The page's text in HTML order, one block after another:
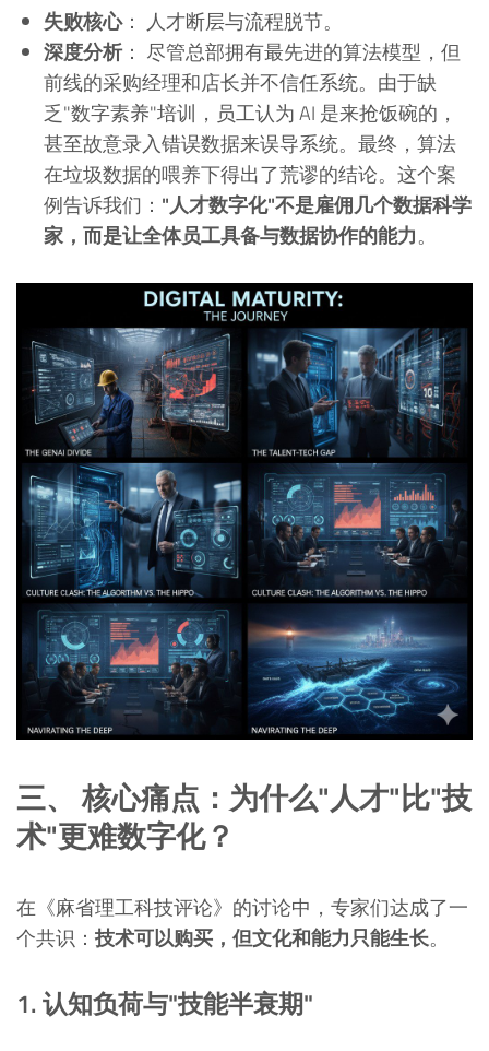
失败核心： 人才断层与流程脱节。
深度分析： 尽管总部拥有最先进的算法模型，但
前线的采购经理和店长并不信任系统。由于缺
乏"数字素养"培训，员工认为 AI 是来抢饭碗的，
甚至故意录入错误数据来误导系统。最终，算法
在垃圾数据的喂养下得出了荒谬的结论。这个案
例告诉我们： "人才数字化"不是雇佣几个数据科学
家，而是让全体员工具备与数据协作的能力。
三、 核心痛点：为什么"人才"比"技
术"更难数字化？
在《麻省理工科技评论》的讨论中，专家们达成了一
个共识： 技术可以购买，但文化和能力只能生长。
1. 认知负荷与"技能半衰期"